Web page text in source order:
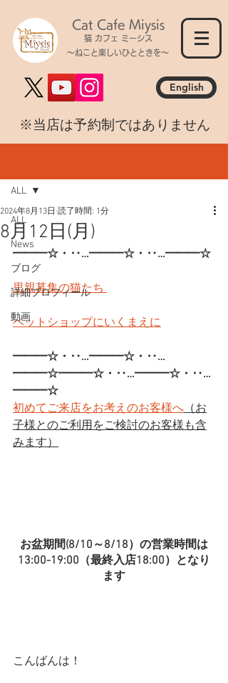
Cat Cafe Miysis
猫 カフェ ミーシス
～ねこと楽しいひとときを～
English
​※当店は予約制ではありません
ALL
News
ブログ
詳細プロフィール
動画
ALL
8月12日(月)
2024年8月13日 読了時間: 1分
━━━☆・‥…━━━☆・‥…━━━☆
里親募集の猫たち
ペットショップにいくまえに
━━━☆・‥…━━━☆・‥…
━━━☆━━━☆・‥…━━━☆・‥…
━━━☆
初めてご来店をお考えのお客様へ（お
子様とのご利用をご検討のお客様も含
みます）
お盆期間(8/10～8/18）の営業時間は
13:00-19:00（最終入店18:00）となり
ます
こんばんは！